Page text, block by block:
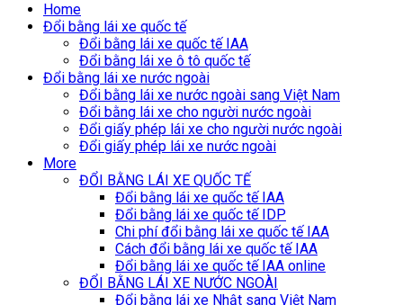
Home
Đổi bằng lái xe quốc tế
Đổi bằng lái xe quốc tế IAA
Đổi bằng lái xe ô tô quốc tế
Đổi bằng lái xe nước ngoài
Đổi bằng lái xe nước ngoài sang Việt Nam
Đổi bằng lái xe cho người nước ngoài
Đổi giấy phép lái xe cho người nước ngoài
Đổi giấy phép lái xe nước ngoài
More
ĐỔI BẰNG LÁI XE QUỐC TẾ
Đổi bằng lái xe quốc tế IAA
Đổi bằng lái xe quốc tế IDP
Chi phí đổi bằng lái xe quốc tế IAA
Cách đổi bằng lái xe quốc tế IAA
Đổi bằng lái xe quốc tế IAA online
ĐỔI BẰNG LÁI XE NƯỚC NGOÀI
Đổi bằng lái xe Nhật sang Việt Nam